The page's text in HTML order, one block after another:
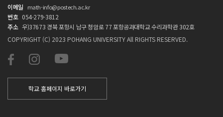
이메일
math-info@postech.ac.kr
번호 054-279-3812
주소 우)37673 경북 포항시 남구 청암로 77 포항공과대학교 수리과학관 302호
COPYRIGHT (C) 2023 POHANG UNIVERSITY All RIGHTS RESERVED.
학교 홈페이지 바로가기